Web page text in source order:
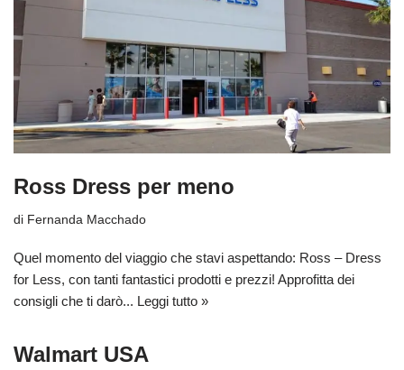
Ross Dress per meno
di Fernanda Macchado
Quel momento del viaggio che stavi aspettando: Ross – Dress
for Less, con tanti fantastici prodotti e prezzi! Approfitta dei
consigli che ti darò... Leggi tutto »
Walmart USA